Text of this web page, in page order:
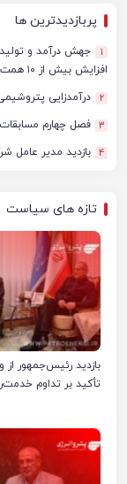
پربازدیدترین ها
1
جهش درآمد و
افزایش بیش از ۱۰ همت درآمد پتروشیمی اروند در ۹ ماهه ۱۴۰۴
2 درآمدزایی پتروشیمی
3 فصل چهارم مسابقات
4 بازدید مدیر عامل
تازه های سیاست
بازدید رئیس‌جمهور از
تأکید بر تداوم